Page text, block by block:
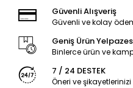
Güvenli Alışveriş
Güvenli ve kolay
Geniş Ürün
Binlerce ürün ve
7 / 24 DESTEK
Öneri ve